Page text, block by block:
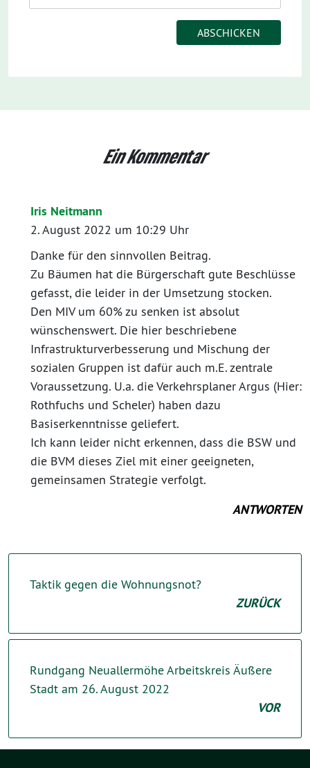
Ein Kommentar
Iris Neitmann
2. August 2022 um 10:29 Uhr
Danke für den sinnvollen Beitrag.
Zu Bäumen hat die Bürgerschaft gute Beschlüsse
gefasst, die leider in der Umsetzung stocken.
Den MIV um 60% zu senken ist absolut
wünschenswert. Die hier beschriebene
Infrastrukturverbesserung und Mischung der
sozialen Gruppen ist dafür auch m.E. zentrale
Voraussetzung. U.a. die Verkehrsplaner Argus (Hier:
Rothfuchs und Scheler) haben dazu
Basiserkenntnisse geliefert.
Ich kann leider nicht erkennen, dass die BSW und
die BVM dieses Ziel mit einer geeigneten,
gemeinsamen Strategie verfolgt.
ANTWORTEN
Taktik gegen die Wohnungsnot?
ZURÜCK
Rundgang Neuallermöhe Arbeitskreis Äußere
Stadt am 26. August 2022
VOR